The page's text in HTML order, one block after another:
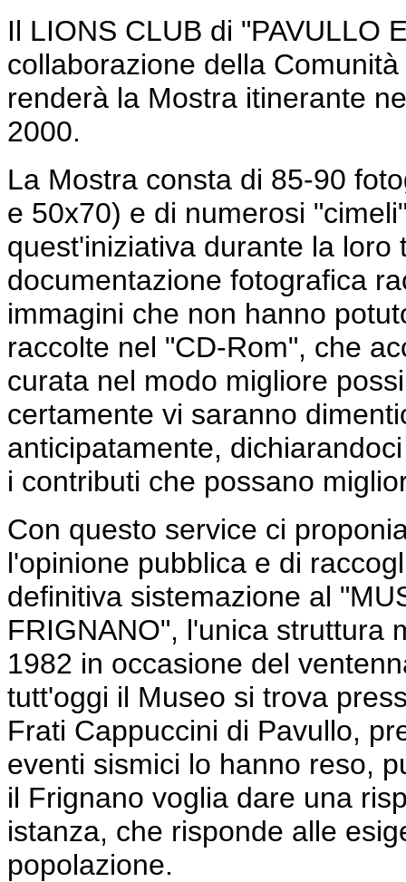
Il LIONS CLUB di "PAVULLO
collaborazione della
renderà la Mostra itinerante
2000.
La Mostra consta di 85-90
e 50x70) e di numerosi
quest'iniziativa durante la
documentazione fotografica
immagini che non hanno
raccolte nel "CD-Rom", che
curata nel modo migliore
certamente vi saranno
anticipatamente,
i contributi che possano
Con questo service ci
l'opinione pubblica e di
definitiva sistemazione al
FRIGNANO", l'unica struttura
1982 in occasione del
tutt'oggi il Museo si trova
Frati Cappuccini di Pavullo,
eventi sismici lo hanno reso,
il Frignano voglia dare una
istanza, che risponde alle
popolazione.